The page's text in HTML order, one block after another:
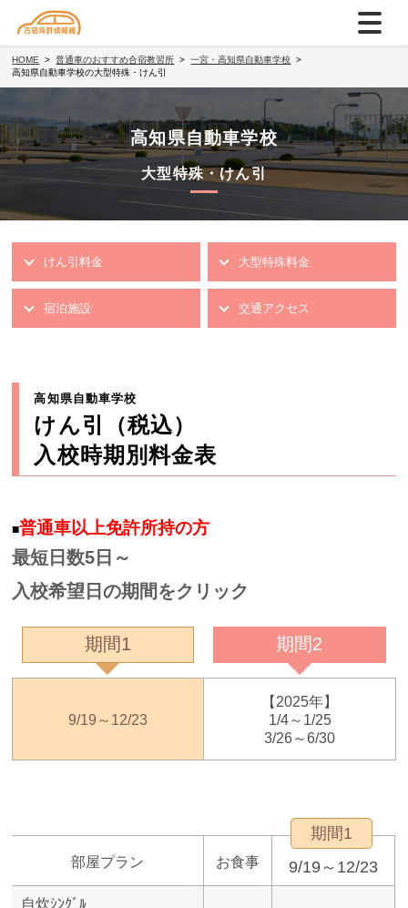
HOME 普通車のおすすめ合宿教習所
一宮・高知県自動車学校
高知県自動車学校の大型特殊・けん引
高知県自動車学校
大型特殊・けん引
けん引料金 大型特殊料金
宿泊施設 交通アクセス
高知県自動車学校
けん引（税込）
入校時期別料金表
■普通車以上免許所持の方
最短日数5日～
入校希望日の期間をクリック
期間1 期間2
9/19～12/23
【2025年】
1/4～1/25
3/26～6/30
部屋プラン お食事
期間1
9/19～12/23
自炊ｼﾝｸﾞﾙ